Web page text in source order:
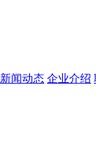
新闻动态 企业介绍